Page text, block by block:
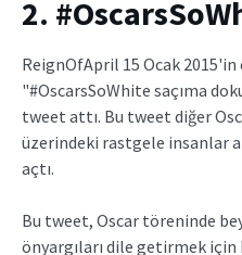
2.
ReignOfApril 15 Ocak
"#OscarsSoWhite saçıma
tweet attı. Bu tweet diğer
üzerindeki rastgele insanlar
açtı.
Bu tweet, Oscar töreninde
önyargıları dile getirmek